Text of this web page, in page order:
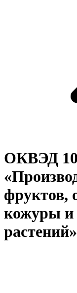
ОКВЭД
фруктов,
кожуры и